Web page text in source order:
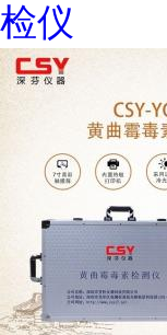
检仪